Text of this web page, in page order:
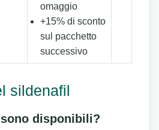
omaggio
+15% di sconto
sul pacchetto
successivo
sildenafil
disponibili?